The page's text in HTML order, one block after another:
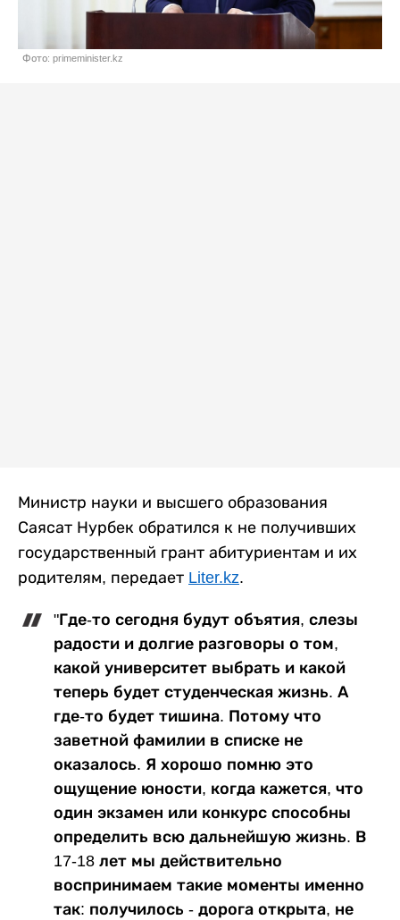
Фото: primeminister.kz
Министр науки и высшего образования
Саясат Нурбек обратился к не получивших
государственный грант абитуриентам и их
родителям, передает Liter.kz.
"Где-то сегодня будут объятия, слезы
радости и долгие разговоры о том,
какой университет выбрать и какой
теперь будет студенческая жизнь. А
где-то будет тишина. Потому что
заветной фамилии в списке не
оказалось. Я хорошо помню это
ощущение юности, когда кажется, что
один экзамен или конкурс способны
определить всю дальнейшую жизнь. В
17-18 лет мы действительно
воспринимаем такие моменты именно
так: получилось - дорога открыта, не